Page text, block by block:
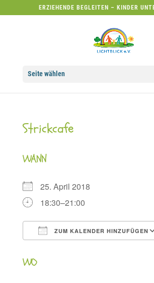
ERZIEHENDE BEGLEITEN – KINDER
Seite wählen
Strickcafe
WANN
25. April 2018
18:30–21:00
ZUM KALENDER HINZUFÜGEN
WO